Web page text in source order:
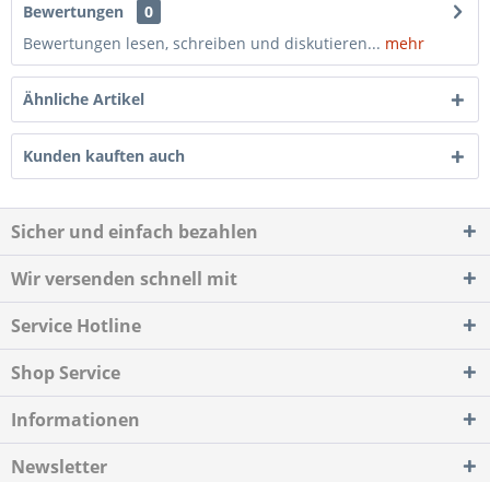
Bewertungen
0
Bewertungen lesen, schreiben und diskutieren... mehr
Ähnliche Artikel
Kunden kauften auch
Sicher und einfach bezahlen
Wir versenden schnell mit
Service Hotline
Shop Service
Informationen
Newsletter